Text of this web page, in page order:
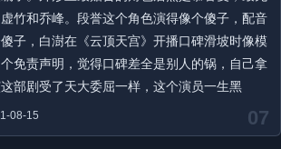
07
竹和乔峰。段誉这个角色演得像个傻子，配音
子，白澍在《云顶天宫》开播口碑滑坡时像模
免责声明，觉得口碑差全是别人的锅，自己拿
部剧受了天大委屈一样，这个演员一生黑
08-15